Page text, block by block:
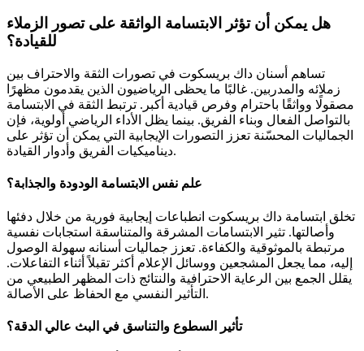
هل يمكن أن تؤثر الابتسامة الواثقة على تصور الزملاء
للقيادة؟
تساهم أسنان داك بريسكوت في تصورات الثقة والاحتراف بين
زملائه والمدربين. غالبًا ما يحظى الرياضيون الذين يقدمون مظهرًا
مصقولًا وواثقًا باحترام وفرص قيادية أكبر. ترتبط الثقة في الابتسامة
بالتواصل الفعال وبناء الفريق. بينما يظل الأداء الرياضي أولوية، فإن
الجماليات المحسّنة تعزز التصورات الإيجابية التي يمكن أن تؤثر على
ديناميكيات الفريق وأدوار القيادة.
علم نفس الابتسامة الودودة والجذابة؟
تخلق ابتسامة داك بريسكوت انطباعات إيجابية فورية من خلال دفئها
وأصالتها. تثير الابتسامات المشرقة والمتناسقة استجابات نفسية
مرتبطة بالموثوقية والكفاءة. تعزز جماليات أسنانه سهولة الوصول
إليه، مما يجعل المشجعين ووسائل الإعلام أكثر تقبلاً أثناء التفاعلات.
يقلل الجمع بين الرعاية الاحترافية والنتائج ذات المظهر الطبيعي من
التأثير النفسي مع الحفاظ على الأصالة.
تأثير السطوع والتناسق في البث عالي الدقة؟